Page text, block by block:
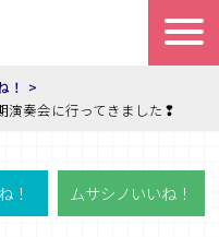
！
演奏会に行ってきました❢
！ ムサシノいいね！